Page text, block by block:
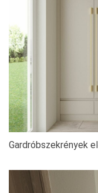
Gardróbszekrények